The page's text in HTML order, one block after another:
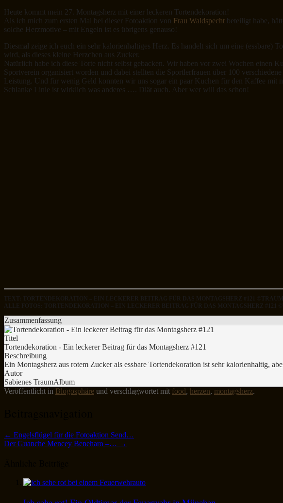
Heute kommt mein 27. Montagsherz mit einer leckeren Tortendekoration!
Als ich mich zum ersten Mal bei dieser Fotoaktion von Frau Waldspecht beteiligt habe,
solche Herzmotive – mit Engeln ist es übrigens genauso!
Diesmal zeige ich euch ein sehr kalorienhaltiges Herz. Es handelt sich um eine (essbare)
wird, als dieses kleine Herzchen aus Zucker.
Natürlich habe ich diese Torte nicht selbst gebacken. Wir haben vor zwei Wochen einen
Sportverein organisiert worden und dabei stellten die Sportlerfrauen über 100
Leistung. Und für wenig Geld konnten wir uns sogar ein paar Kuchen für den Kaffee mit
Schlanke Linie ist wirklich was anderes …. Diät auch. Aber wer will das schon!
TEXT: TORTENDEKORATION – EIN LECKERER BEITRAG FÜR DAS MONTAGSHERZ #121
ALLE FOTOS: TORTENDEKORATION – EIN LECKERER BEITRAG FÜR DAS MONTAGSHERZ #121
Zusammenfassung
Titel
Tortendekoration - Ein leckerer Beitrag für das Montagsherz #121
Beschreibung
Ein Montagsherz aus rotem Zucker als essbare Tortendekoration ist sehr kalorienhaltig,
Autor
Sabienes TraumAlbum
Veröffentlicht in Blogosphäre und verschlagwortet mit food, herzen, montagsherz.
← Engelsflügel für die Fotoaktion Send…
Der Guanche Mencey Beneharo –… →